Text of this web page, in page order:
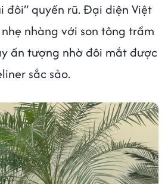
đôi” quyến rũ. Đại diện Việt
nhàng với son tông trầm
ấn tượng nhờ đôi mắt được
sắc sảo.